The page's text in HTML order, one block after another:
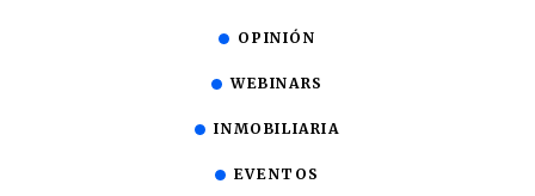
OPINIÓN
WEBINARS
INMOBILIARIA
EVENTOS